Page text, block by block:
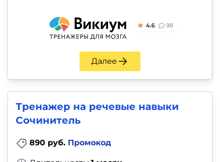
4.6 98
Далее
Тренажер на речевые навыки
Сочинитель
890 руб. Промокод